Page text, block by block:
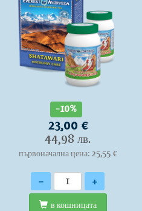
-10%
23,00 €
44,98 лв.
първоначална цена: 25,55 €
Количество
- +
в кошницата